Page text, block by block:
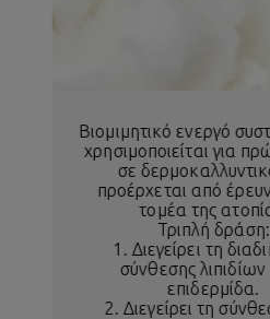
Βιομιμητικό ενεργό
χρησιμοποιείται για
σε
προέρχεται από
τομέα της
Τριπλή δράση:
1. Διεγείρει τη
σύνθεσης λιπιδίων
επιδερμίδα.
2. Διεγείρει τη